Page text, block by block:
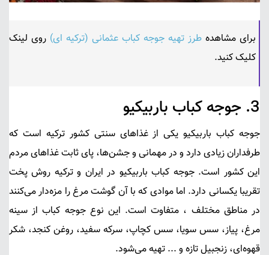
برای مشاهده طرز تهیه جوجه کباب عثمانی (ترکیه ای) روی لینک
کلیک کنید.
3. جوجه کباب باربیکیو
جوجه کباب باربیکیویکی از غذاهای سنتی کشور ترکیه است که
طرفداران زیادی دارد و در مهمانی و جشن‌ها، پای ثابت غذاهای مردم
این کشور است. جوجه کباب باربیکیو در ایران و ترکیه روش پخت
تقریبا یکسانی دارد. اما موادی که با آن گوشت مرغ را مزه‌دار می‌کنند
در مناطق مختلف ، متفاوت است. این نوع جوجه کباب از سینه
مرغ، پیاز، سس سویا، سس کچاپ، سرکه سفید، روغن کنجد، شکر
قهوه‌ای، زنجبیل تازه و ... تهیه می‌شود.